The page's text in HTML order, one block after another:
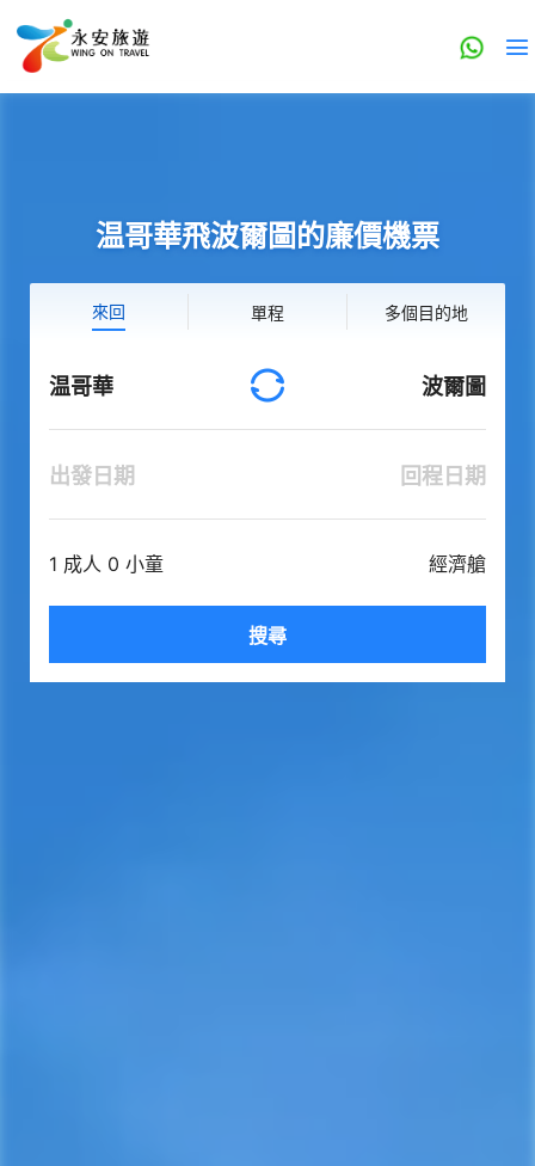
温哥華飛波爾圖的廉價機票
來回 單程 多個目的地
温哥華 波爾圖
出發日期 回程日期
1 成人 0 小童 經濟艙
搜尋